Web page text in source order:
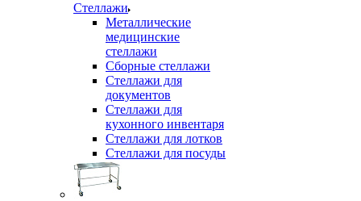
Стеллажи
Металлические
медицинские
стеллажи
Сборные стеллажи
Стеллажи для
документов
Стеллажи для
кухонного инвентаря
Стеллажи для лотков
Стеллажи для посуды